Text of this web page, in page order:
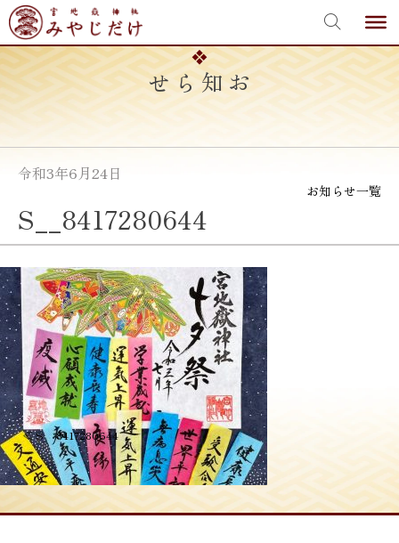
Skip
to
content
お知らせ
令和3年6月24日
お知らせ一覧
S__8417280644
投
稿
ナ
ビ
≪S__8417280644